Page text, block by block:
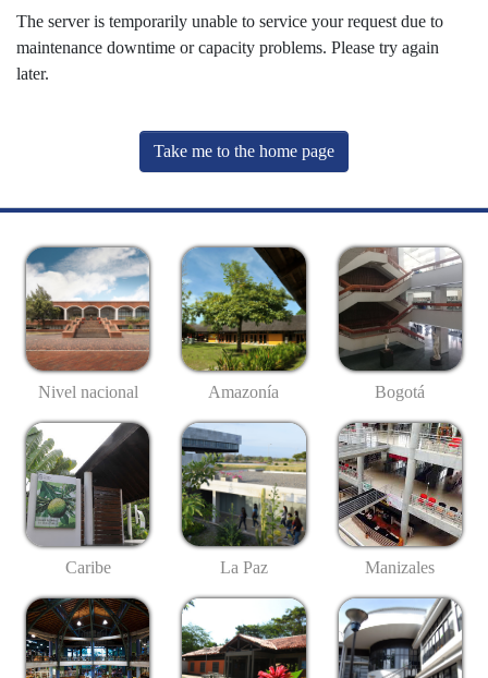
The server is temporarily unable to service your request due to
maintenance downtime or capacity problems. Please try again
later.
Take me to the home page
Nivel nacional Amazonía Bogotá
Caribe La Paz Manizales